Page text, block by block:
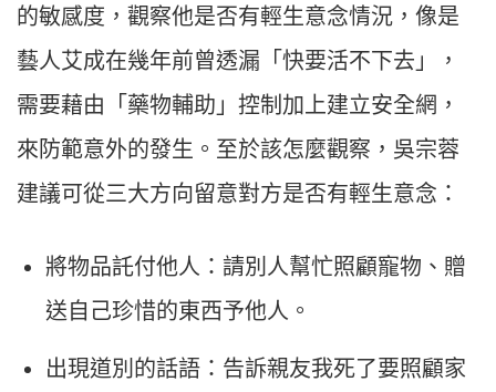
的敏感度，觀察他是否有輕生意念情況，像是
藝人艾成在幾年前曾透漏「快要活不下去」，
需要藉由「藥物輔助」控制加上建立安全網，
來防範意外的發生。至於該怎麼觀察，吳宗蓉
建議可從三大方向留意對方是否有輕生意念：
將物品託付他人：請別人幫忙照顧寵物、贈
送自己珍惜的東西予他人。
出現道別的話語：告訴親友我死了要照顧家